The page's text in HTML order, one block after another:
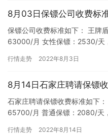
8月03日保镖公司收费标
保镖公司收费标准如下： 王牌
63000/月 女性保镖：2530/天
行情走势 2022年8月3日
8月14日石家庄聘请保镖
石家庄聘请保镖收费标准如下
65700/月 普通保镖：2080/天
行情走势 2022年8月14日